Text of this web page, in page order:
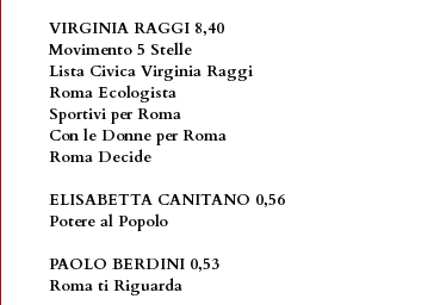
VIRGINIA RAGGI 8,40
Movimento 5 Stelle
Lista Civica Virginia Raggi
Roma Ecologista
Sportivi per Roma
Con le Donne per Roma
Roma Decide
ELISABETTA CANITANO 0,56
Potere al Popolo
PAOLO BERDINI 0,53
Roma ti Riguarda